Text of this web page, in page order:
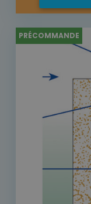
PRÉCOMMANDE